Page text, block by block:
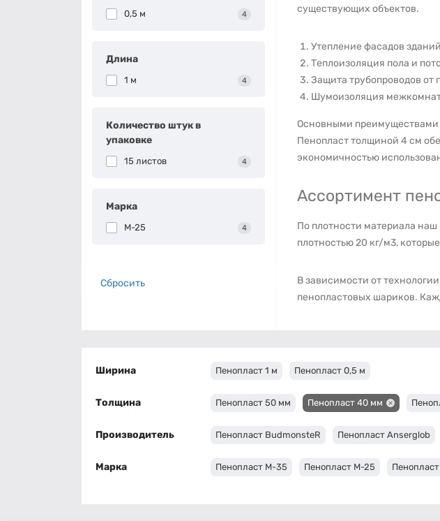
0,5 м 4
Длина
1 м 4
Количество штук в
упаковке
15 листов 4
Марка
М-25 4
Сбросить
существующих объектов.
Утепление фасадов зданий
Теплоизоляция пола и
Защита трубопроводов от
Шумоизоляция
Основными преимуществами
Пенопласт толщиной 4 см
экономичностью
Ассортимент
По плотности материала наш
плотностью 20 кг/м3,
В зависимости от
пенопластовых шариков.
Ширина Пенопласт 1 м Пенопласт 0,5 м
Толщина Пенопласт 50 мм Пенопласт 40 мм
Производитель Пенопласт BudmonsteR Пенопласт Anserglob
Марка Пенопласт М-35 Пенопласт М-25